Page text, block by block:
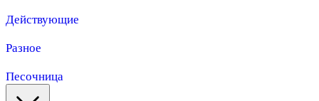
Действующие
Разное
Песочница